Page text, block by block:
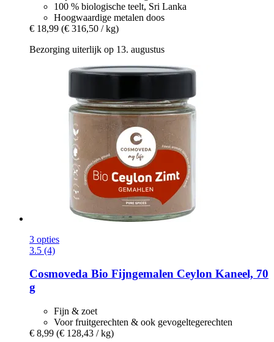
100 % biologische teelt, Sri Lanka
Hoogwaardige metalen doos
€ 18,99 (€ 316,50 / kg)
Bezorging uiterlijk op 13. augustus
3 opties
3.5 (4)
Cosmoveda Bio Fijngemalen Ceylon Kaneel, 70
g
Fijn & zoet
Voor fruitgerechten & ook gevogeltegerechten
€ 8,99 (€ 128,43 / kg)